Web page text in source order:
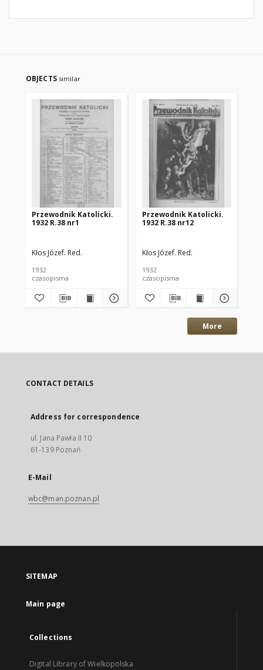
OBJECTS similar
Przewodnik Katolicki.
1932 R.38 nr1
Kłos Józef. Red.
1932
czasopisma
Przewodnik Katolicki.
1932 R.38 nr12
Kłos Józef. Red.
1932
czasopisma
More
CONTACT DETAILS
Address for correspondence
ul. Jana Pawła II 10
61-139 Poznań
E-Mail
wbc@man.poznan.pl
SITEMAP
Main page
Collections
Digital Library of Wielkopolska